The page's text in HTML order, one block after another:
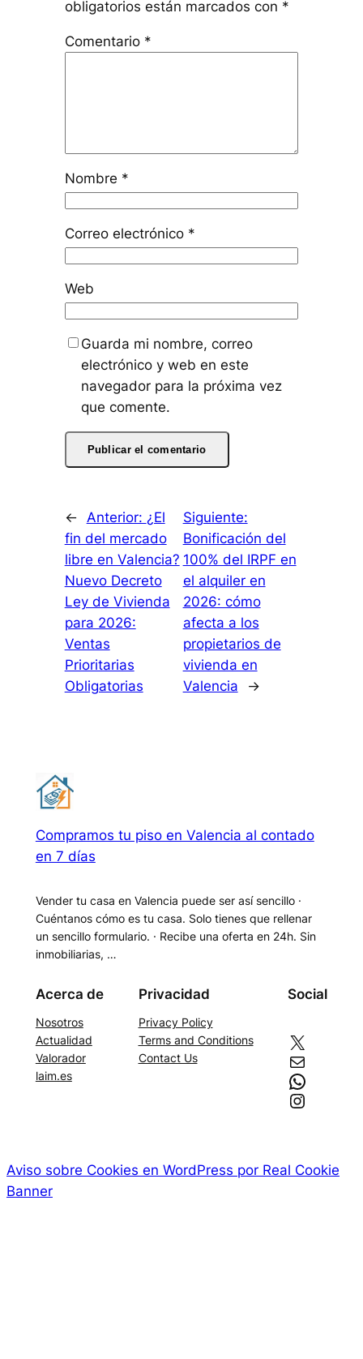
obligatorios están marcados con *
Comentario *
Nombre *
Correo electrónico *
Web
Guarda mi nombre, correo
electrónico y web en este
navegador para la próxima vez
que comente.
← Anterior: ¿El
fin del mercado
libre en Valencia?
Nuevo Decreto
Ley de Vivienda
para 2026:
Ventas
Prioritarias
Obligatorias
Siguiente:
Bonificación del
100% del IRPF en
el alquiler en
2026: cómo
afecta a los
propietarios de
vivienda en
Valencia
→
Compramos tu piso en Valencia al contado
en 7 días
Vender tu casa en Valencia puede ser así sencillo ·
Cuéntanos cómo es tu casa. Solo tienes que rellenar
un sencillo formulario. · Recibe una oferta en 24h. Sin
inmobiliarias, …
Acerca de
Nosotros
Actualidad
Valorador
laim.es
Privacidad
Privacy Policy
Terms and Conditions
Contact Us
Social
X
Correo electrónico
WhatsApp
Instagram
Aviso sobre Cookies en WordPress por Real Cookie
Banner